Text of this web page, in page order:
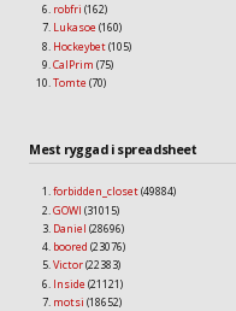
robfri (162)
Lukasoe (160)
Hockeybet(105)
CalPrim (75)
Tomte (70)
Mest ryggad i spreadsheet
forbidden_closet(49884)
GOWI (31015)
Daniel (28696)
boored (23076)
Victor(22383)
Inside (21121)
motsi (18652)